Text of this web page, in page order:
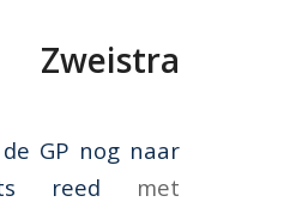
GP nog naar
reed met